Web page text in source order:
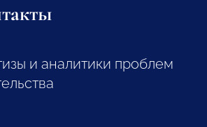
и аналитики проблем